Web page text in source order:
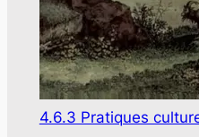
4.6.3 Pratiques